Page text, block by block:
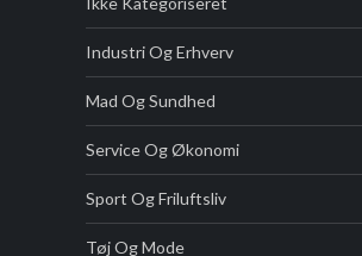
Industri Og Erhverv
Mad Og Sundhed
Service Og Økonomi
Sport Og Friluftsliv
Tøj Og Mode